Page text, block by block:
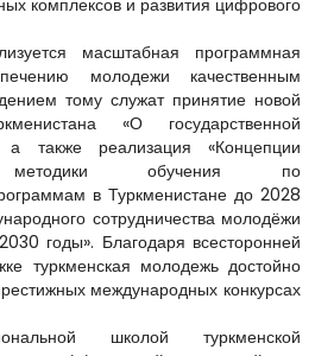
комплексов и развития цифрового
масштабная программная
молодежи качественным
тому служат принятие новой
«О государственной
а также реализация «Концепции
методики обучения по
в Туркменистане до 2028
сотрудничества молодёжи
годы». Благодаря всесторонней
туркменская молодежь достойно
международных конкурсах
школой туркменской